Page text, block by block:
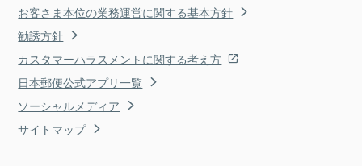
お客さま本位の業務運営に関する基本方針
勧誘方針
カスタマーハラスメントに関する考え方
日本郵便公式アプリ一覧
ソーシャルメディア
サイトマップ